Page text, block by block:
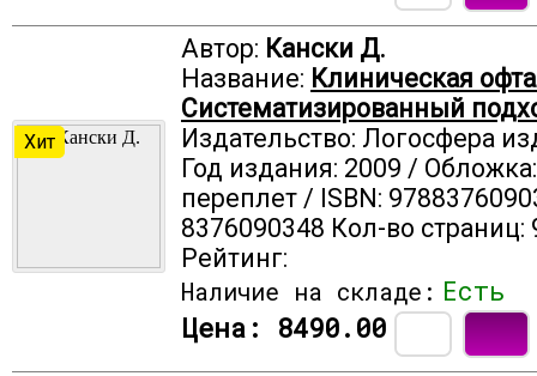
Хит
Автор: Кански Д.
Название: Клиническая
Систематизированный
Издательство: Логосфера
Год издания: 2009 /
переплет / ISBN:
8376090348 Кол-во страниц:
Рейтинг:
Наличие на складе: Есть
Цена: 8490.00